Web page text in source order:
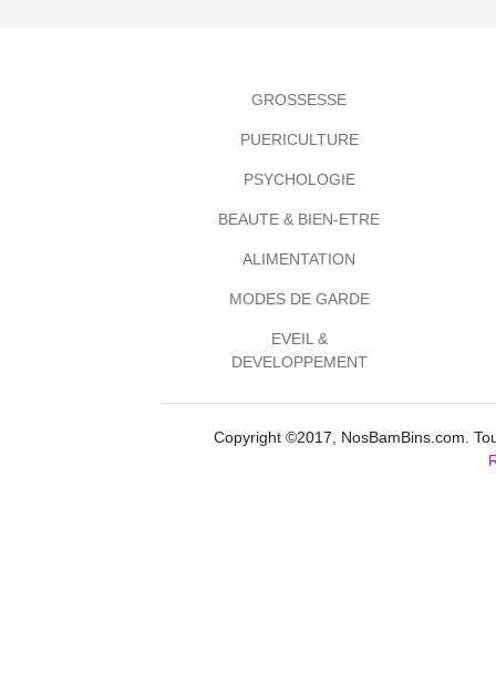
GROSSESSE
PUERICULTURE
PSYCHOLOGIE
BEAUTE & BIEN-ETRE
ALIMENTATION
MODES DE GARDE
EVEIL &
DEVELOPPEMENT
Copyright ©2017, NosBamBins.com.